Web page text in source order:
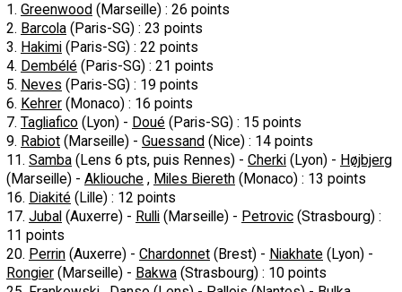
1. Greenwood (Marseille) : 26 points
2. Barcola (Paris-SG) : 23 points
3. Hakimi (Paris-SG) : 22 points
4. Dembélé (Paris-SG) : 21 points
5. Neves (Paris-SG) : 19 points
6. Kehrer (Monaco) : 16 points
7. Tagliafico (Lyon) - Doué (Paris-SG) : 15 points
9. Rabiot (Marseille) - Guessand (Nice) : 14 points
11. Samba (Lens 6 pts, puis Rennes) - Cherki (Lyon) - Højbjerg
(Marseille) - Akliouche , Miles Biereth (Monaco) : 13 points
16. Diakité (Lille) : 12 points
17. Jubal (Auxerre) - Rulli (Marseille) - Petrovic (Strasbourg) :
11 points
20. Perrin (Auxerre) - Chardonnet (Brest) - Niakhate (Lyon) -
Rongier (Marseille) - Bakwa (Strasbourg) : 10 points